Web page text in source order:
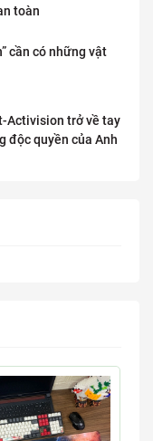
toàn
cần có những vật
Activision trở về tay
độc quyền của Anh